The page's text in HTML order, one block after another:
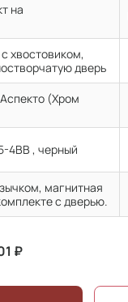
на
хвостовиком,
дверь
(Хром
4ВВ , черный
магнитная
с дверью.
₽